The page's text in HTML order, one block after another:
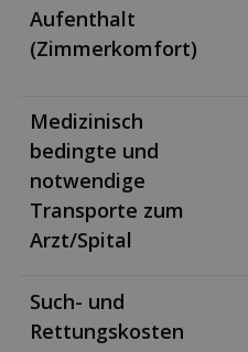
Aufenthalt
(Zimmerkomfort)
Medizinisch
bedingte und
notwendige
Transporte zum
Arzt/Spital
Such- und
Rettungskosten